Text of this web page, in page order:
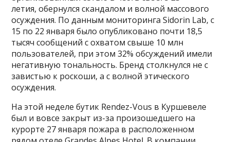
летия, обернулся скандалом и волной массового
осуждения. По данным мониторинга Sidorin Lab, с
15 по 22 января было опубликовано почти 18,5
тысяч сообщений с охватом свыше 10 млн
пользователей, при этом 32% обсуждений имели
негативную тональность. Бренд столкнулся не с
завистью к роскоши, а с волной этического
осуждения.
На этой неделе бутик Rendez-Vous в Куршевеле
был и вовсе закрыт из-за произошедшего на
курорте 27 января пожара в расположенном